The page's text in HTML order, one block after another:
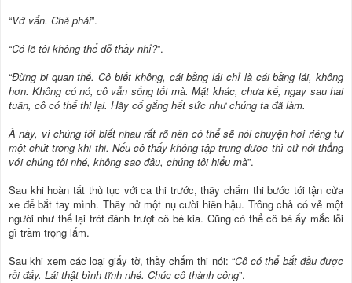
“Vớ vẩn. Chả phải”.
“Có lẽ tôi không thể đỗ thầy nhỉ?”.
“Đừng bi quan thế. Cô biết không, cái bằng lái chỉ là cái bằng lái, không
hơn. Không có nó, cô vẫn sống tốt mà. Mặt khác, chưa kể, ngay sau hai
tuần, cô có thể thi lại. Hãy cố gắng hết sức như chúng ta đã làm.
À này, vì chúng tôi biết nhau rất rõ nên có thể sẽ nói chuyện hơi riêng tư
một chút trong khi thi. Nếu cô thấy không tập trung được thì cứ nói thẳng
với chúng tôi nhé, không sao đâu, chúng tôi hiểu mà”.
Sau khi hoàn tất thủ tục với ca thi trước, thầy chấm thi bước tới tận cửa
xe để bắt tay mình. Thầy nở một nụ cười hiền hậu. Trông chả có vẻ một
người như thế lại trót đánh trượt cô bé kia. Cũng có thể cô bé ấy mắc lỗi
gì trầm trọng lắm.
Sau khi xem các loại giấy tờ, thầy chấm thi nói: “Cô có thể bắt đầu được
rồi đấy. Lái thật bình tĩnh nhé. Chúc cô thành công”.